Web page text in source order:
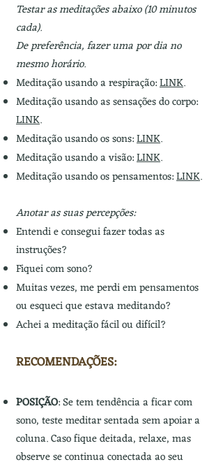
Testar as meditações abaixo (10 minutos
cada).
De preferência, fazer uma por dia no
mesmo horário.
Meditação usando a respiração:LINK.
Meditação usando as sensações do corpo:
LINK.
Meditação usando os sons:LINK.
Meditação usando a visão:LINK.
Meditação usando os pensamentos:LINK.
Anotar as suas percepções:
Entendi e consegui fazer todas as
instruções?
Fiquei com sono?
Muitas vezes, me perdi em pensamentos
ou esqueci que estava meditando?
Achei a meditação fácil ou difícil?
RECOMENDAÇÕES:
POSIÇÃO: Se tem tendência a ficar com
sono, teste meditar sentada sem apoiar a
coluna. Caso fique deitada, relaxe, mas
observe se continua conectada ao seu